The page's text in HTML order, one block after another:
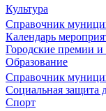
Культура
Справочник
Календарь
Городские премии
Образование
Справочник
Социальная защита
Спорт